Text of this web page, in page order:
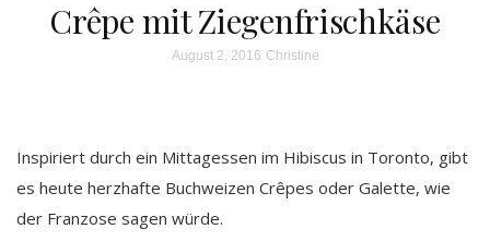
Crêpe mit Ziegenfrischkäse
August 2, 2016 Christine
Inspiriert durch ein Mittagessen im Hibiscus in Toronto, gibt
es heute herzhafte Buchweizen Crêpes oder Galette, wie
der Franzose sagen würde.